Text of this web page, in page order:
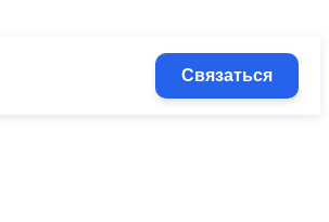
Связаться